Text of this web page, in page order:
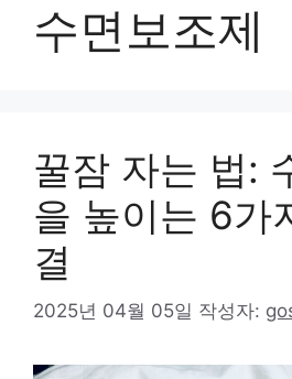
수면보조제
꿀잠 자는 법:
을 높이는 6가
결
2025년 04월 05일 작성자: